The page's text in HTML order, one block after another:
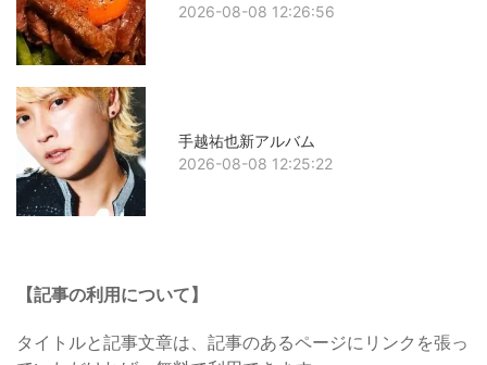
2026-08-08 12:26:56
手越祐也新アルバム
2026-08-08 12:25:22
【記事の利用について】
タイトルと記事文章は、記事のあるページにリンクを張っ